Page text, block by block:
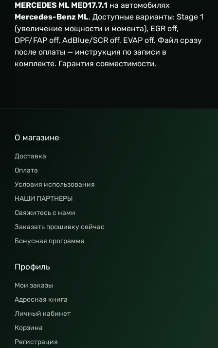
MERCEDES ML MED17.7.1 на автомобилях
Mercedes-Benz ML. Доступные варианты: Stage 1
(увеличение мощности и момента), EGR off,
DPF/FAP off, AdBlue/SCR off, EVAP off. Файл сразу
после оплаты — инструкция по записи в
комплекте. Гарантия совместимости.
О магазине
Доставка
Оплата
Условия использования
НАШИ ПАРТНЕРЫ
Свяжитесь с нами
Заказать прошивку сейчас
Бонусная программа
Профиль
Мои заказы
Адресная книга
Личный кабинет
Корзина
Регистрация